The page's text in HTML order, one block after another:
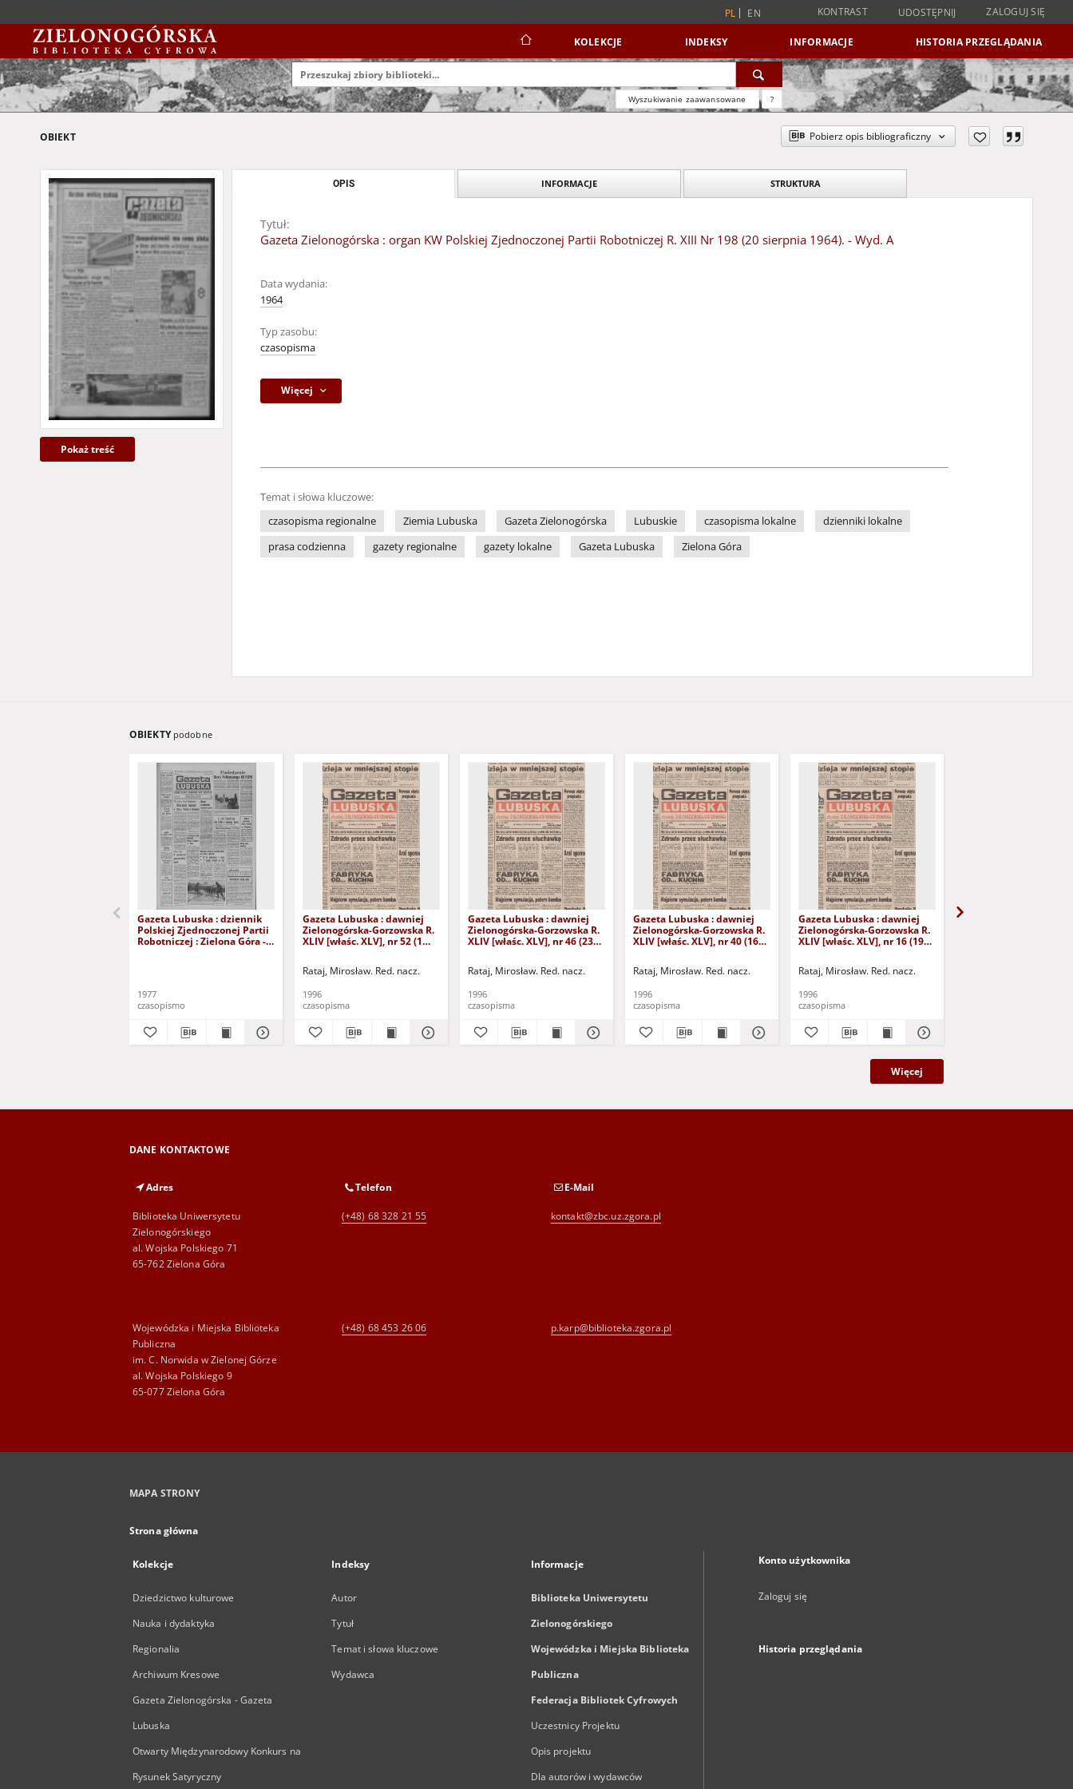
PL EN KONTRAST UDOSTĘPNIJ ZALOGUJ SIĘ
KOLEKCJE INDEKSY INFORMACJE HISTORIA PRZEGLĄDANIA
Wyszukiwanie zaawansowane ?
OBIEKT Pobierz opis bibliograficzny
Pokaż treść
OPIS INFORMACJE STRUKTURA
Tytuł:
Gazeta Zielonogórska : organ KW Polskiej Zjednoczonej Partii Robotniczej R. XIII Nr 198 (20 sierpnia 1964). - Wyd. A
Data wydania:
1964
Typ zasobu:
czasopisma
Więcej
Temat i słowa kluczowe:
czasopisma regionalne
Ziemia Lubuska Gazeta Zielonogórska Lubuskie czasopisma lokalne
dzienniki lokalne
prasa codzienna
gazety regionalne gazety lokalne Gazeta Lubuska Zielona Góra
OBIEKTY podobne
Gazeta Lubuska : dziennik
Polskiej Zjednoczonej Partii
Robotniczej : Zielona Góra -
1977
czasopismo
Gazeta Lubuska : dawniej
Zielonogórska-Gorzowska R.
XLIV [właśc. XLV], nr 52 (1
Rataj, Mirosław. Red. nacz.
1996
czasopisma
Gazeta Lubuska : dawniej
Zielonogórska-Gorzowska R.
XLIV [właśc. XLV], nr 46 (23
Rataj, Mirosław. Red. nacz.
1996
czasopisma
Gazeta Lubuska : dawniej
Zielonogórska-Gorzowska R.
XLIV [właśc. XLV], nr 40 (16
Rataj, Mirosław. Red. nacz.
1996
czasopisma
Gazeta Lubuska : dawniej
Zielonogórska-Gorzowska R.
XLIV [właśc. XLV], nr 16 (19
Rataj, Mirosław. Red. nacz.
1996
czasopisma
Więcej
DANE KONTAKTOWE
Adres
Biblioteka Uniwersytetu
Zielonogórskiego
al. Wojska Polskiego 71
65-762 Zielona Góra
Telefon
(+48) 68 328 21 55
E-Mail
kontakt@zbc.uz.zgora.pl
Wojewódzka i Miejska Biblioteka
Publiczna
im. C. Norwida w Zielonej Górze
al. Wojska Polskiego 9
65-077 Zielona Góra
(+48) 68 453 26 06 p.karp@biblioteka.zgora.pl
MAPA STRONY
Strona główna
Kolekcje
Dziedzictwo kulturowe
Nauka i dydaktyka
Regionalia
Archiwum Kresowe
Gazeta Zielonogórska - Gazeta
Lubuska
Otwarty Międzynarodowy Konkurs na
Rysunek Satyryczny
Indeksy
Autor
Tytuł
Temat i słowa kluczowe
Wydawca
Informacje
Biblioteka Uniwersytetu
Zielonogórskiego
Wojewódzka i Miejska Biblioteka
Publiczna
Federacja Bibliotek Cyfrowych
Uczestnicy Projektu
Opis projektu
Dla autorów i wydawców
Konto użytkownika
Zaloguj się
Historia przeglądania